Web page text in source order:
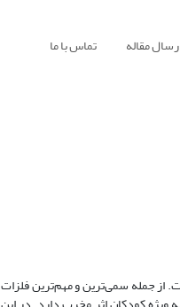
مقاله تماس با ما
از جمله سمی‌ترین و مهم‌ترین فلزات